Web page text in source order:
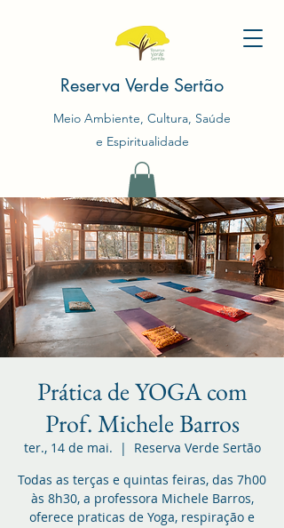
Reserva Verde Sertão
Meio Ambiente, Cultura, Saúde
e Espiritualidade
Prática de YOGA com
Prof. Michele Barros
ter., 14 de mai.
  |
Reserva Verde Sertão
Todas as terças e quintas feiras, das 7h00
às 8h30, a professora Michele Barros,
oferece praticas de Yoga, respiração e